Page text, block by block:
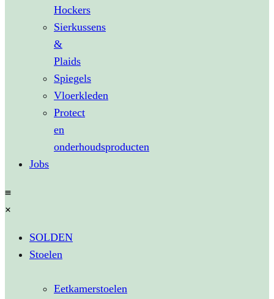
Hockers
Sierkussens
&
Plaids
Spiegels
Vloerkleden
Protect
en
onderhoudsproducten
Jobs
SOLDEN
Stoelen
Eetkamerstoelen